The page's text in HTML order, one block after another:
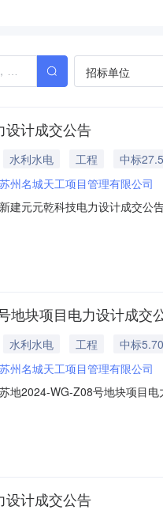
招标单位
设计成交公告
水利水电 工程
中标
苏州名城天工项目管理有限公司
建元元乾科技电力设计成交公
地块项目电力设计成交
水利水电 工程
中标
苏州名城天工项目管理有限公司
地2024-WG-Z08号地块项目
设计成交公告